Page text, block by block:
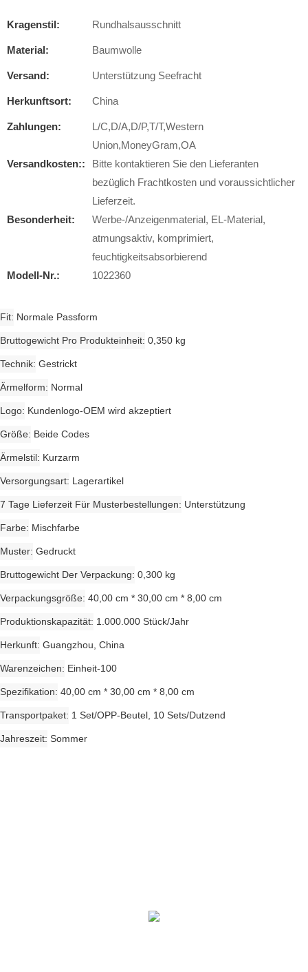
Kragenstil: Rundhalsausschnitt
Material: Baumwolle
Versand: Unterstützung Seefracht
Herkunftsort: China
Zahlungen:
L/C,D/A,D/P,T/T,Western
Union,MoneyGram,OA
Versandkosten::
Bitte kontaktieren Sie den Lieferanten
bezüglich Frachtkosten und voraussichtlicher
Lieferzeit.
Besonderheit:
Werbe-/Anzeigenmaterial, EL-Material,
atmungsaktiv, komprimiert,
feuchtigkeitsabsorbierend
Modell-Nr.:
1022360
Fit Normale Passform
Bruttogewicht Pro Produkteinheit 0,350 kg
Technik Gestrickt
Ärmelform Normal
Logo Kundenlogo-OEM wird akzeptiert
Größe Beide Codes
Ärmelstil Kurzarm
Versorgungsart Lagerartikel
7 Tage Lieferzeit Für Musterbestellungen Unterstützung
Farbe Mischfarbe
Muster Gedruckt
Bruttogewicht Der Verpackung 0,300 kg
Verpackungsgröße 40,00 cm * 30,00 cm * 8,00 cm
Produktionskapazität 1.000.000 Stück/Jahr
Herkunft Guangzhou, China
Warenzeichen Einheit-100
Spezifikation 40,00 cm * 30,00 cm * 8,00 cm
Transportpaket 1 Set/OPP-Beutel, 10 Sets/Dutzend
Jahreszeit Sommer